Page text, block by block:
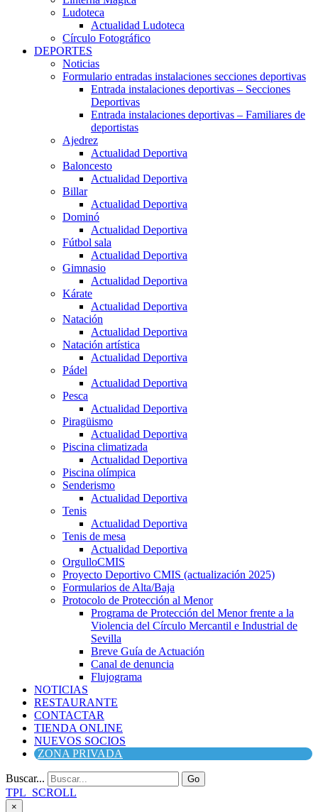
Ludoteca
Actualidad Ludoteca
Círculo Fotográfico
DEPORTES
Noticias
Formulario entradas instalaciones secciones deportivas
Entrada instalaciones deportivas – Secciones
Deportivas
Entrada instalaciones deportivas – Familiares de
deportistas
Ajedrez
Actualidad Deportiva
Baloncesto
Actualidad Deportiva
Billar
Actualidad Deportiva
Dominó
Actualidad Deportiva
Fútbol sala
Actualidad Deportiva
Gimnasio
Actualidad Deportiva
Kárate
Actualidad Deportiva
Natación
Actualidad Deportiva
Natación artística
Actualidad Deportiva
Pádel
Actualidad Deportiva
Pesca
Actualidad Deportiva
Piragüismo
Actualidad Deportiva
Piscina climatizada
Actualidad Deportiva
Piscina olímpica
Senderismo
Actualidad Deportiva
Tenis
Actualidad Deportiva
Tenis de mesa
Actualidad Deportiva
OrgulloCMIS
Proyecto Deportivo CMIS (actualización 2025)
Formularios de Alta/Baja
Protocolo de Protección al Menor
Programa de Protección del Menor frente a la
Violencia del Círculo Mercantil e Industrial de
Sevilla
Breve Guía de Actuación
Canal de denuncia
Flujograma
NOTICIAS
RESTAURANTE
CONTACTAR
TIENDA ONLINE
NUEVOS SOCIOS
ZONA PRIVADA
Buscar... Go
TPL_SCROLL
×